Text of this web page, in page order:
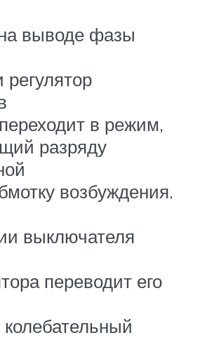
выводе фазы
регулятор
в режим,
разряду
возбуждения.
выключателя
переводит его